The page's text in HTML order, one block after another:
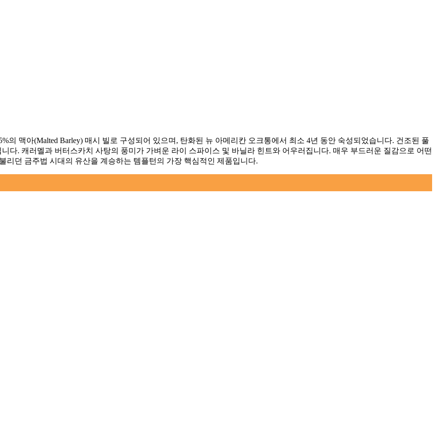
의 맥아(Malted Barley) 매시 빌로 구성되어 있으며, 탄화된 뉴 아메리칸 오크통에서 최소 4년 동안 숙성되었습니다. 건조된 풀
다. 캐러멜과 버터스카치 사탕의 풍미가 가벼운 라이 스파이스 및 바닐라 힌트와 어우러집니다. 매우 부드러운 질감으로 어떤
리던 금주법 시대의 유산을 계승하는 템플턴의 가장 핵심적인 제품입니다.